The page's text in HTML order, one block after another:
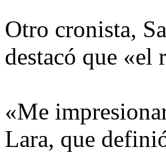
Otro cronista,
destacó que «el
«Me
Lara, que